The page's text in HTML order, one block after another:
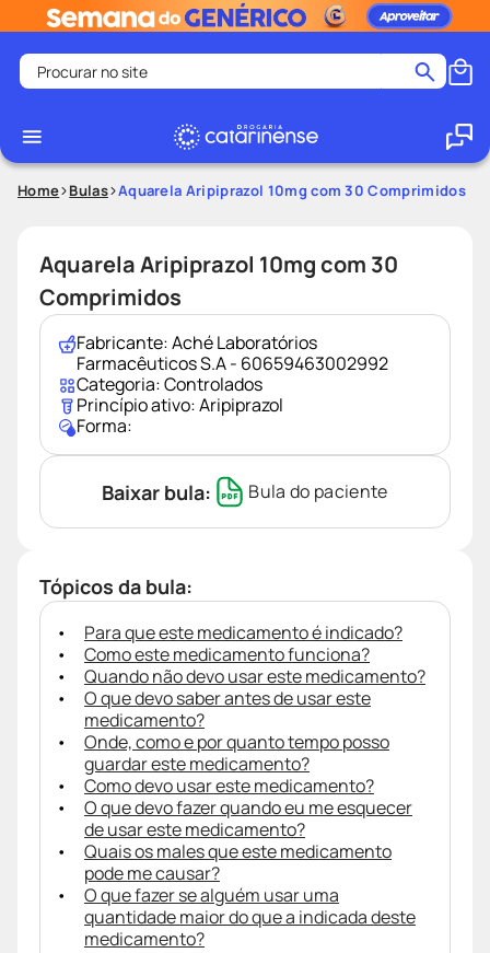
Procurar no site
1
2º
medley
4º
tadalafila
5º
ozivy
6º
protetor solar
desodorante
fralda pampers
10º
Home Bulas Aquarela Aripiprazol 10mg com 30 Comprimidos
Aquarela Aripiprazol 10mg com 30
Comprimidos
Fabricante:Aché Laboratórios
Farmacêuticos S.A - 60659463002992
Categoria:Controlados
Princípio ativo:Aripiprazol
Forma:
Baixar bula: Bula do paciente
Tópicos da bula:
Para que este medicamento é indicado?
Como este medicamento funciona?
Quando não devo usar este medicamento?
O que devo saber antes de usar este
medicamento?
Onde, como e por quanto tempo posso
guardar este medicamento?
Como devo usar este medicamento?
O que devo fazer quando eu me esquecer
de usar este medicamento?
Quais os males que este medicamento
pode me causar?
O que fazer se alguém usar uma
quantidade maior do que a indicada deste
medicamento?